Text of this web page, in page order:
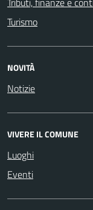
Turismo
NOVITÀ
Notizie
VIVERE IL COMUNE
Luoghi
Eventi